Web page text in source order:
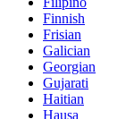
Finnish
Frisian
Galician
Georgian
Gujarati
Haitian
Hausa